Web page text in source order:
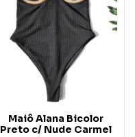
Maiô Alana Bicolor
Preto c/ Nude Carmel